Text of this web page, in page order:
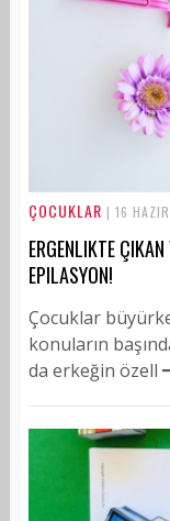
ÇOCUKLAR | 16
ERGENLIKTE
EPILASYON!
Çocuklar
konuların
da erkeğin özell